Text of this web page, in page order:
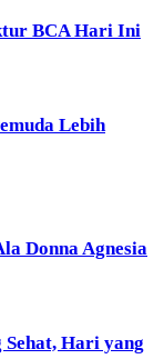
BCA Hari Ini
Lebih
Donna Agnesia
Hari yang